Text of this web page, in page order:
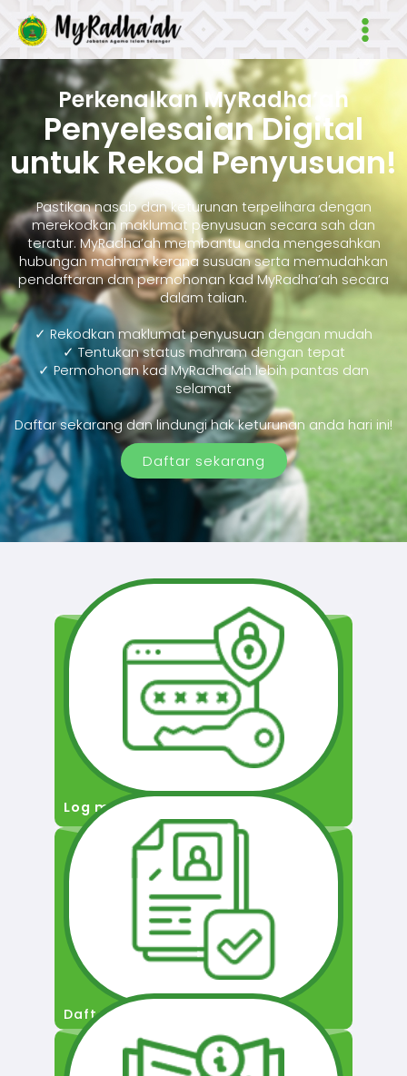
Main
Perkenalkan MyRadha’ah
Penyelesaian Digital
untuk Rekod Penyusuan!
Pastikan nasab dan keturunan terpelihara dengan
merekodkan maklumat penyusuan secara sah dan
teratur. MyRadha’ah membantu anda mengesahkan
hubungan mahram kerana susuan serta memudahkan
pendaftaran dan permohonan kad MyRadha’ah secara
dalam talian.
✓ Rekodkan maklumat penyusuan dengan mudah
✓ Tentukan status mahram dengan tepat
✓ Permohonan kad MyRadha’ah lebih pantas dan
selamat
Daftar sekarang dan lindungi hak keturunan anda hari ini!
Daftar sekarang
Log masuk
Daftar Pengguna